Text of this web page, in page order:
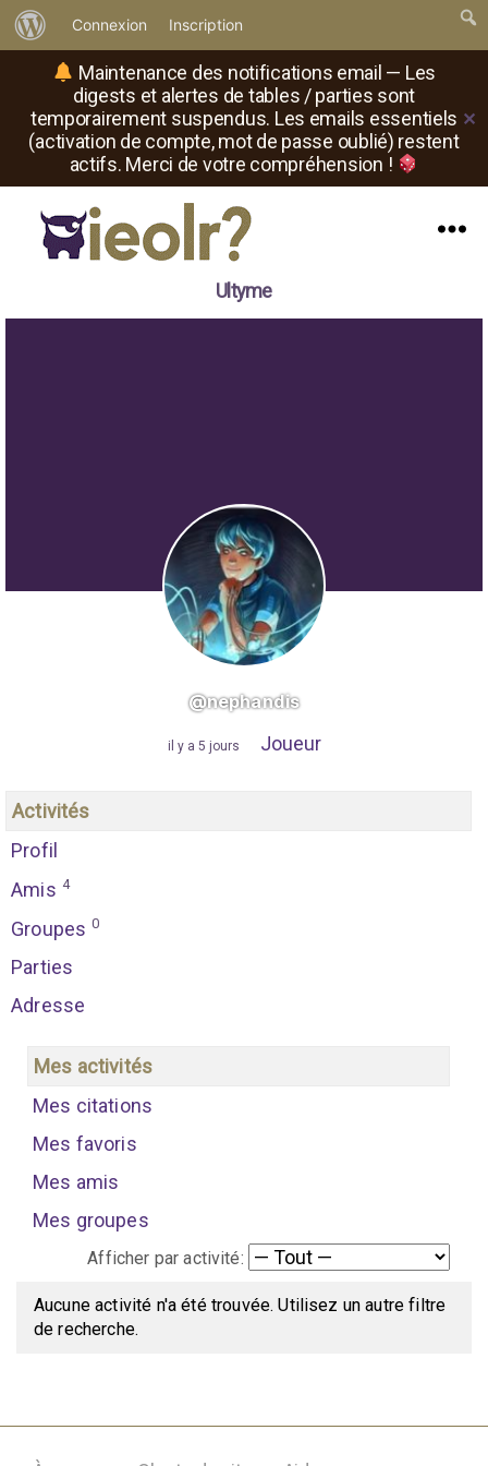
Maintenance des notifications email — Les
digests et alertes de tables / parties sont
temporairement suspendus. Les emails essentiels
(activation de compte, mot de passe oublié) restent
actifs. Merci de votre compréhension !
✕
propos
de
WordPress
Connexion Inscription
où
Ultyme
@nephandis
il y a 5 jours Joueur
Activités
Profil
Amis 4
Groupes 0
Parties
Adresse
Mes activités
Mes citations
Mes favoris
Mes amis
Mes groupes
Afficher par activité:
Aucune activité n'a été trouvée. Utilisez un autre filtre
de recherche.